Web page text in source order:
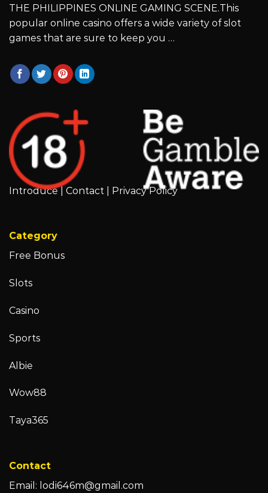
THE PHILIPPINES ONLINE GAMING SCENE.This
popular online casino offers a wide variety of slot
games that are sure to keep you …
Introduce| Contact Privacy Policy
Category
Free Bonus
Slots
Casino
Sports
Albie
Wow88
Taya365
Contact
Email: lodi646m@gmail.com